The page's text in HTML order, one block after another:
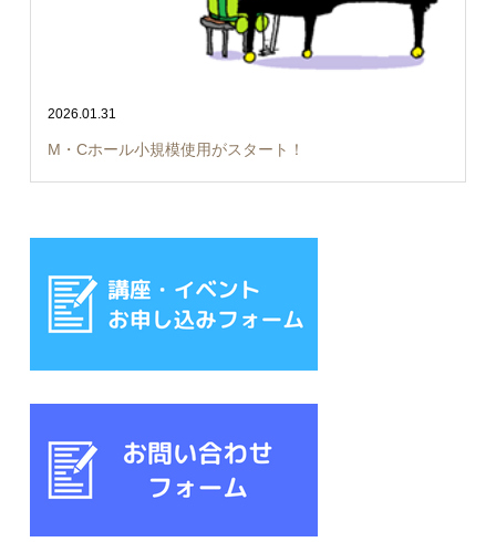
2026.01.31
M・Cホール小規模使用がスタート！